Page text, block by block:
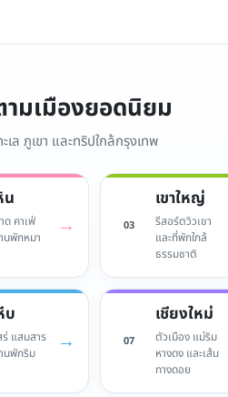
มเมืองยอดนิยม
ภูเขา และทริปใกล้กรุงเทพ
น
ด คาเฟ่
นพักหมา
→ 03
เขาใหญ่
รีสอร์ตวิวเขา
และที่พักใกล้
ธรรมชาติ
บ
ร่ แสมสาร
นพักริม
→ 07
เชียงใหม่
ตัวเมือง แม่ริม
หางดง และเส้น
ทางดอย